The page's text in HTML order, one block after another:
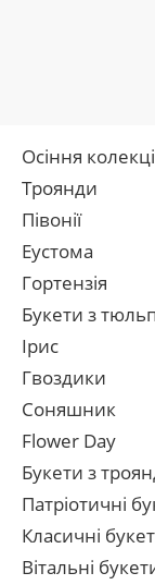
Осіння
Троянди
Півонії
Еустома
Гортензія
Букети з
Ірис
Гвоздики
Соняшник
Flower Day
Букети з
Патріотичні
Класичні
Вітальні